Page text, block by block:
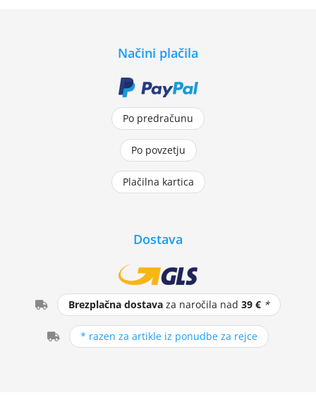
Načini plačila
Po predračunu
Po povzetju
Plačilna kartica
Dostava
Brezplačna dostava za naročila nad39 € *
* razen za artikle iz ponudbe za rejce